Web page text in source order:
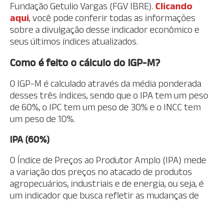
Fundação Getulio Vargas (FGV IBRE). Clicando
aqui, você pode conferir todas as informações
sobre a divulgação desse indicador econômico e
seus últimos índices atualizados.
Como é feito o cálculo do IGP-M?
O IGP-M é calculado através da média ponderada
desses três índices, sendo que o IPA tem um peso
de 60%, o IPC tem um peso de 30% e o INCC tem
um peso de 10%.
IPA (60%)
O Índice de Preços ao Produtor Amplo (IPA) mede
a variação dos preços no atacado de produtos
agropecuários, industriais e de energia, ou seja, é
um indicador que busca refletir as mudanças de